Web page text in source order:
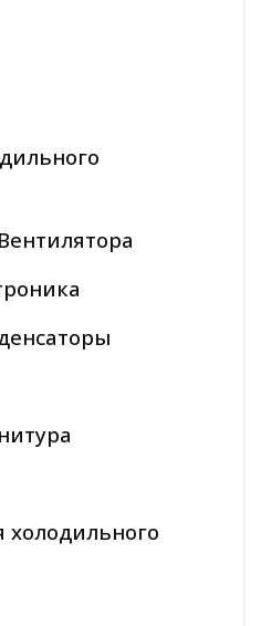
холодильного